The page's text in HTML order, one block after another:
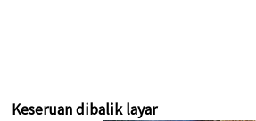
Keseruan dibalik layar